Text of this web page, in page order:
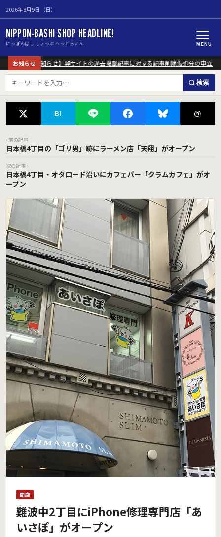
2026年8月9日（日）
NIPPON-BASHI SHOP HEADLINE!
にっぽんばし しょっぷ へっどらいん MENU
お知らせ
【重要なお知らせ】弊サイトの過去掲載記事に対する記事削除仮処分の申立につ
検索
B! @
‹ 前の記事
日本橋4丁目の「ゴリ男」跡にラーメン店「天翔」がオープン
次の記事 ›
日本橋4丁目・オタロード沿いにカフェバー「クラムカフェ」がオ
ープン
開店
難波中2丁目にiPhone修理専門店「あ
いさぽ」がオープン